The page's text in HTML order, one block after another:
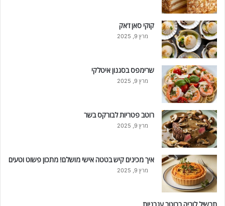
קוקי סאן ז'אק
מרץ 9, 2025
שרימפס בסגנון איטלקי
מרץ 9, 2025
רוטב פטריות לבורקס בשר
מרץ 9, 2025
איך מכינים קיש בטטה אישי מושלם! מתכון פשוט וטעים
מרץ 9, 2025
תבשיל לוביה ברוטב עגבניות